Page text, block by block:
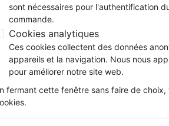
Nouveautés
Testaments
Darby
ansLatino, Folk
Soul
Rap,
Pop,
animés
conférences
Jeux
depuis votre pays (United
règles! - Une perspective
sont nécessaires pour l'authentification
commande.
Cookies analytiques
Ces cookies collectent des données
appareils et la navigation. Nous nous
pour améliorer notre site web.
fermant cette fenêtre sans faire de